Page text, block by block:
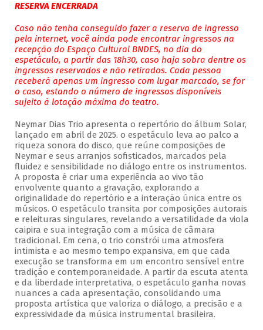
RESERVA ENCERRADA
Caso não tenha conseguido fazer a reserva de ingresso
pela internet, você ainda pode encontrar ingressos na
recepção do Espaço Cultural BNDES, no dia do
espetáculo, a partir das 18h30, caso haja sobra dentre os
ingressos reservados e não retirados. Cada pessoa
receberá apenas um ingresso com lugar marcado, se for
o caso, estando o número de ingressos disponíveis
sujeito à lotação máxima do teatro.
Neymar Dias Trio apresenta o repertório do álbum Solar,
lançado em abril de 2025. o espetáculo leva ao palco a
riqueza sonora do disco, que reúne composições de
Neymar e seus arranjos sofisticados, marcados pela
fluidez e sensibilidade no diálogo entre os instrumentos.
A proposta é criar uma experiência ao vivo tão
envolvente quanto a gravação, explorando a
originalidade do repertório e a interação única entre os
músicos. O espetáculo transita por composições autorais
e releituras singulares, revelando a versatilidade da viola
caipira e sua integração com a música de câmara
tradicional. Em cena, o trio constrói uma atmosfera
intimista e ao mesmo tempo expansiva, em que cada
execução se transforma em um encontro sensível entre
tradição e contemporaneidade. A partir da escuta atenta
e da liberdade interpretativa, o espetáculo ganha novas
nuances a cada apresentação, consolidando uma
proposta artística que valoriza o diálogo, a precisão e a
expressividade da música instrumental brasileira.